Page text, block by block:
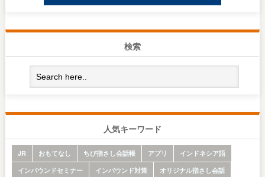
検索
人気キーワード
JR おもてなし ちび指さし会話帳 アプリ
インドネシア語
インバウンドセミナー
インバウンド対策
オリジナル指さし会話